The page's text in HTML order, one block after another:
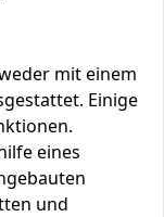
mit einem
Einige
eines
und